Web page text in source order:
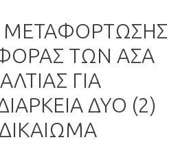
ΜΕΤΑΦΟΡΤΩΣΗΣ
ΤΩΝ ΑΣΑ
ΓΙΑ
ΔΥΟ (2)